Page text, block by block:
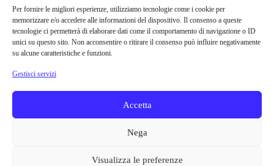
Per fornire le migliori esperienze, utilizziamo tecnologie come i cookie per
memorizzare e/o accedere alle informazioni del dispositivo. Il consenso a queste
tecnologie ci permetterà di elaborare dati come il comportamento di navigazione o ID
unici su questo sito. Non acconsentire o ritirare il consenso può influire negativamente
su alcune caratteristiche e funzioni.
Gestisci servizi
Accetta
Nega
Visualizza le preferenze